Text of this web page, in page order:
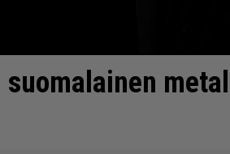
suomalainen